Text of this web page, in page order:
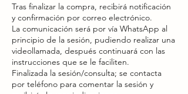
Tras finalizar la compra, recibirá notificación
y confirmación por correo electrónico.
La comunicación será por vía WhatsApp al
principio de la sesión, pudiendo realizar una
videollamada, después continuará con las
instrucciones que se le faciliten.
Finalizada la sesión/consulta; se contacta
por teléfono para comentar la sesión y